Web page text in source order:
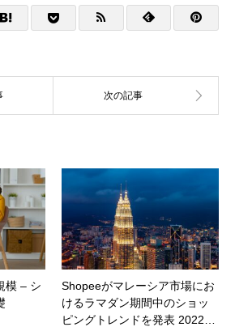
模 – シ
Shopeeがマレーシア市場にお
けるラマダン期間中のショッ
ピングトレンドを発表 2022…